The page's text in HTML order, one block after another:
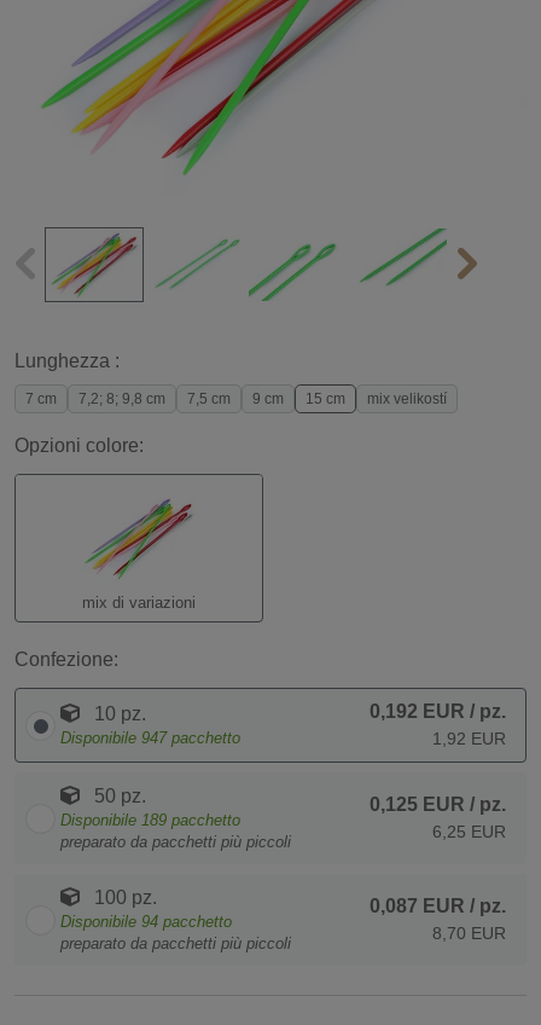
Lunghezza :
7 cm 7,2; 8; 9,8 cm 7,5 cm 9 cm 15 cm mix velikostí
Opzioni colore:
mix di variazioni
Confezione:
10 pz.
Disponibile 947 pacchetto
0,192 EUR / pz.
1,92 EUR
50 pz.
Disponibile 189 pacchetto
preparato da pacchetti più piccoli
0,125 EUR / pz.
6,25 EUR
100 pz.
Disponibile 94 pacchetto
preparato da pacchetti più piccoli
0,087 EUR / pz.
8,70 EUR